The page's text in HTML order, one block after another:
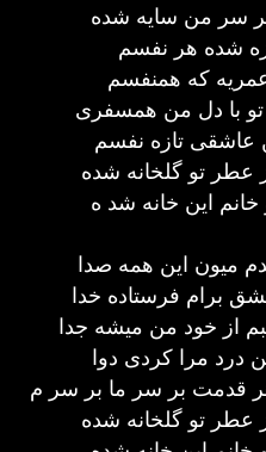
سر من سایه شده
شده هر نفسم
عمریه که همنفسم
با دل من همسفری
تازه نفسم
تو گلخانه شده
این خانه شد ه
میون این همه صدا
برام فرستاده خدا
از خود من میشه جدا
درد مرا کردی دوا
هر قدمت بر سر ما بر سر م
تو گلخانه شده